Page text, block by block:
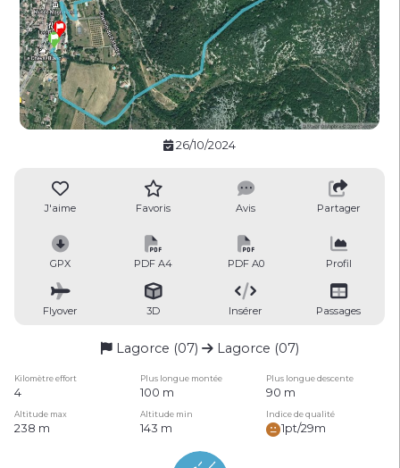
26/10/2024
J'aime Favoris Avis Partager
GPX PDF A4 PDF A0 Profil
Flyover 3D Insérer Passages
Lagorce (07) Lagorce (07)
Kilomètre effort Plus longue montée Plus longue descente
4 100 m 90 m
Altitude max Altitude min Indice de qualité
238 m 143 m 1pt/29m